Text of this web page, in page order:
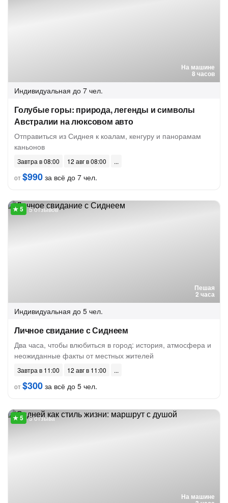
На машине
8 часов
Индивидуальная до 7 чел.
Голубые горы: природа, легенды и символы
Австралии на люксовом авто
Отправиться из Сиднея к коалам, кенгуру и панорамам
каньонов
Завтра в 08:00
12 авг в 08:00
от$990 за всё до 7 чел.
Пешая
2 часа
5 отзывов
Индивидуальная до 5 чел.
Личное свидание с Сиднеем
Два часа, чтобы влюбиться в город: история, атмосфера и
неожиданные факты от местных жителей
Завтра в 11:00
12 авг в 11:00
от$300 за всё до 5 чел.
На машине
3 отзыва